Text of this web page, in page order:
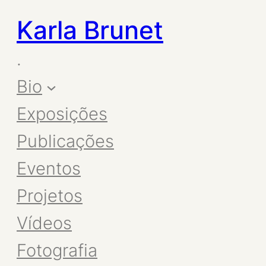
Karla Brunet
.
Bio
Exposições
Publicações
Eventos
Projetos
Vídeos
Fotografia